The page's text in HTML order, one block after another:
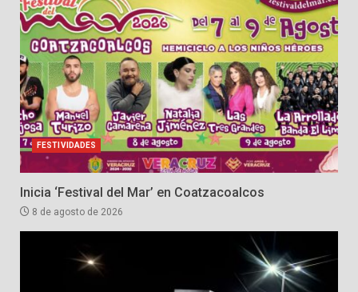
FESTIVIDADES
Inicia ‘Festival del Mar’ en Coatzacoalcos
8 de agosto de 2026